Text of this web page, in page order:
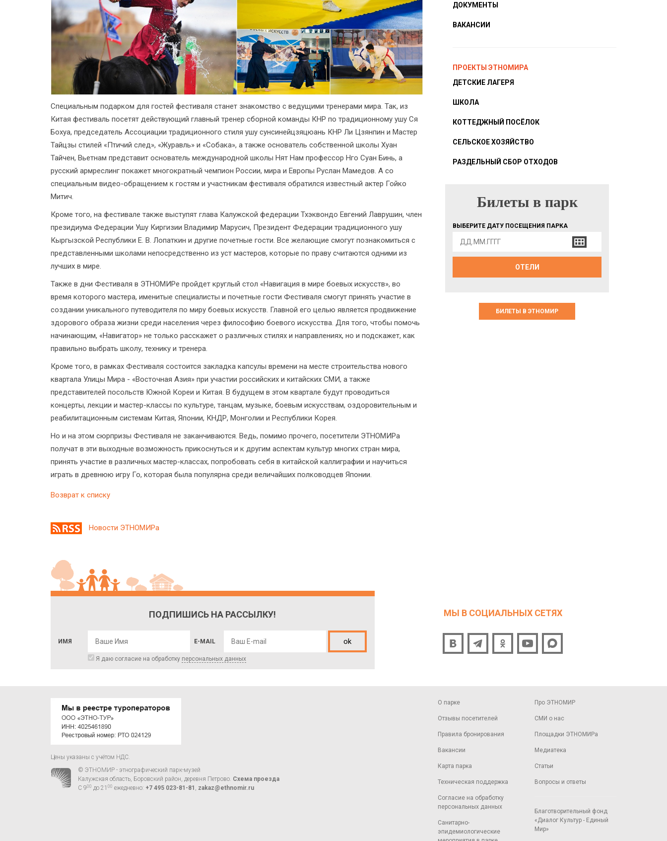
Специальным подарком для гостей фестиваля станет знакомство с ведущими тренерами мира. Так, из
Китая фестиваль посетят действующий главный тренер сборной команды КНР по традиционному ушу Ся
Бохуа, председатель Ассоциации традиционного стиля ушу сунсинейцзяцюань КНР Ли Цзянпин и Мастер
Тайцзы стилей «Птичий след», «Журавль» и «Собака», а также основатель собственной школы Хуан
Тайчен, Вьетнам представит основатель международной школы Нят Нам профессор Нго Суан Бинь, а
русский армреслинг покажет многократный чемпион России, мира и Европы Руслан Мамедов. А со
специальным видео-обращением к гостям и участникам фестиваля обратился известный актер Гойко
Митич.
Кроме того, на фестивале также выступят глава Калужской федерации Тхэквондо Евгений Лаврушин, член
президиума Федерации Ушу Киргизии Владимир Марусич, Президент Федерации традиционного ушу
Кыргызской Республики Е. В. Лопаткин и другие почетные гости. Все желающие смогут познакомиться с
представленными школами непосредственно из уст мастеров, которые по праву считаются одними из
лучших в мире.
Также в дни Фестиваля в ЭТНОМИРе пройдет круглый стол «Навигация в мире боевых искусств», во
время которого мастера, именитые специалисты и почетные гости Фестиваля смогут принять участие в
создании уникального путеводителя по миру боевых искусств. Главной его целью является продвижение
здорового образа жизни среди населения через философию боевого искусства. Для того, чтобы помочь
начинающим, «Навигатор» не только расскажет о различных стилях и направлениях, но и подскажет, как
правильно выбрать школу, технику и тренера.
Кроме того, в рамках Фестиваля состоится закладка капсулы времени на месте строительства нового
квартала Улицы Мира - «Восточная Азия» при участии российских и китайских СМИ, а также
представителей посольств Южной Кореи и Китая. В будущем в этом квартале будут проводиться
концерты, лекции и мастер-классы по культуре, танцам, музыке, боевым искусствам, оздоровительным и
реабилитационным системам Китая, Японии, КНДР, Монголии и Республики Корея.
Но и на этом сюрпризы Фестиваля не заканчиваются. Ведь, помимо прочего, посетители ЭТНОМИРа
получат в эти выходные возможность прикоснуться и к другим аспектам культур многих стран мира,
принять участие в различных мастер-классах, попробовать себя в китайской каллиграфии и научиться
играть в древнюю игру Го, которая была популярна среди величайших полководцев Японии.
Возврат к списку
ДОКУМЕНТЫ
ВАКАНСИИ
ПРОЕКТЫ ЭТНОМИРА
ДЕТСКИЕ ЛАГЕРЯ
ШКОЛА
КОТТЕДЖНЫЙ ПОСЁЛОК
СЕЛЬСКОЕ ХОЗЯЙСТВО
РАЗДЕЛЬНЫЙ СБОР ОТХОДОВ
БИЛЕТЫ В ПАРК
Билеты в парк
ВЫБЕРИТЕ ДАТУ ПОСЕЩЕНИЯ ПАРКА
ОТЕЛИ
БИЛЕТЫ В ЭТНОМИР
Новости ЭТНОМИРа
ПОДПИШИСЬ НА РАССЫЛКУ!
ИМЯ E-MAIL ok
Я даю согласие на обработку персональных данных
МЫ В СОЦИАЛЬНЫХ СЕТЯХ
О парке
Отзывы посетителей
Правила бронирования
Вакансии
Карта парка
Техническая поддержка
Согласие на обработку
персональных данных
Санитарно-
эпидемиологические
Про ЭТНОМИР
СМИ о нас
Площадки ЭТНОМИРа
Медиатека
Статьи
Вопросы и ответы
Благотворительный фонд
«Диалог Культур - Единый
Мир»
Цены указаны с учётом НДС.
© ЭТНОМИР - этнографический парк-музей
Калужская область, Боровский район, деревня Петрово. Схема проезда
С 900 до 21 00 ежедневно: +7 495 023-81-81 , zakaz@ethnomir.ru